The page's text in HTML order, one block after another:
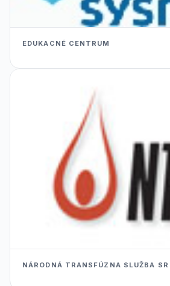
EDUKACNÉ CENTRUM
NÁRODNÁ TRANSFÚZNA SLUŽBA SR